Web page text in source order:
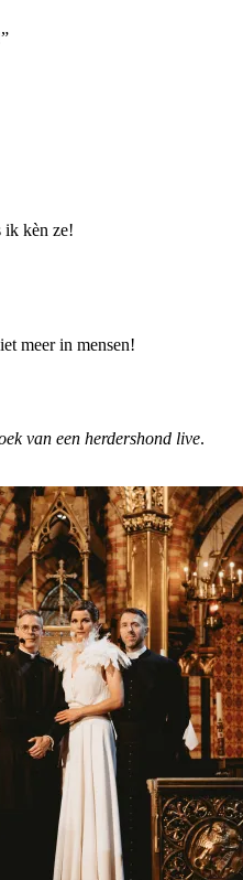
ik kèn ze!
meer in mensen!
van een herdershond live.